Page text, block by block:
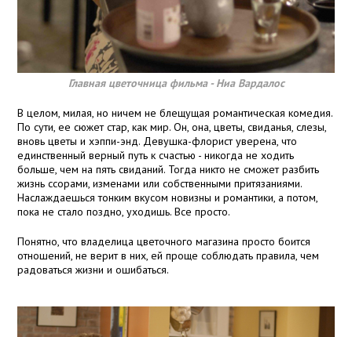
Главная цветочница фильма - Ниа Вардалос
В целом, милая, но ничем не блещущая романтическая комедия.
По сути, ее сюжет стар, как мир. Он, она, цветы, свиданья, слезы,
вновь цветы и хэппи-энд. Девушка-флорист уверена, что
единственный верный путь к счастью - никогда не ходить
больше, чем на пять свиданий. Тогда никто не сможет разбить
жизнь ссорами, изменами или собственными притязаниями.
Наслаждаешься тонким вкусом новизны и романтики, а потом,
пока не стало поздно, уходишь. Все просто.
Понятно, что владелица цветочного магазина просто боится
отношений, не верит в них, ей проще соблюдать правила, чем
радоваться жизни и ошибаться.